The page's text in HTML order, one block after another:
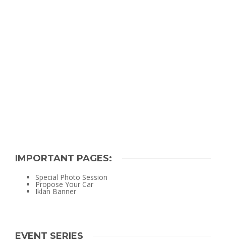
IMPORTANT PAGES:
Special Photo Session
Propose Your Car
Iklan Banner
EVENT SERIES